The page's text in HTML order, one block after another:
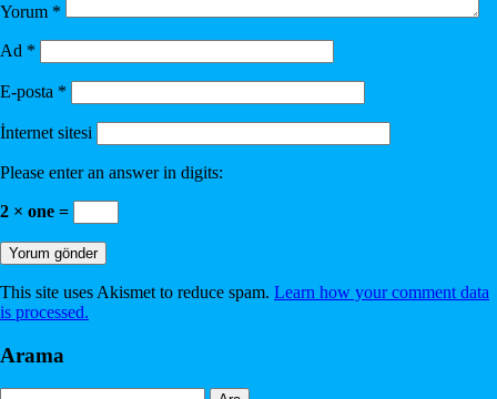
Yorum *
Ad *
E-posta *
İnternet sitesi
Please enter an answer in digits:
2 × one =
This site uses Akismet to reduce spam. Learn how your comment data
is processed.
Arama